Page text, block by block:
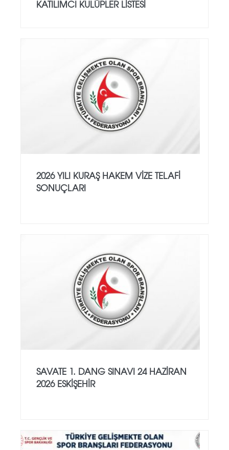
KATILIMCI KULÜPLER LİSTESİ
2026 YILI KURAŞ HAKEM VİZE TELAFİ
SONUÇLARI
SAVATE 1. DANG SINAVI 24 HAZİRAN
2026 ESKİŞEHİR